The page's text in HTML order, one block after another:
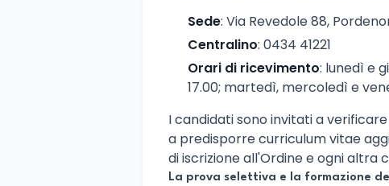
Sede: Via Revedole 88,
Centralino: 0434 41221
Orari di ricevimento: lunedì e
17.00; martedì, mercoledì e
I candidati sono invitati a
a predisporre curriculum vitae
di iscrizione all'Ordine e ogni altra
La prova selettiva e la formazione